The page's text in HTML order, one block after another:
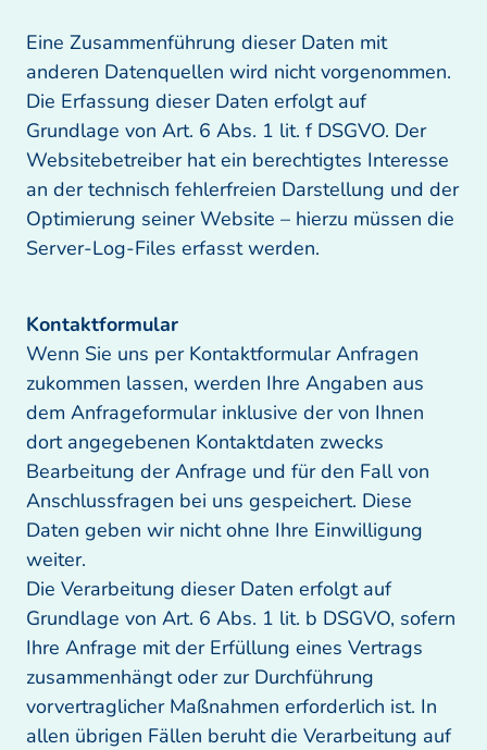
Eine Zusammenführung dieser Daten mit
anderen Datenquellen wird nicht vorgenommen.
Die Erfassung dieser Daten erfolgt auf
Grundlage von Art. 6 Abs. 1 lit. f DSGVO. Der
Websitebetreiber hat ein berechtigtes Interesse
an der technisch fehlerfreien Darstellung und der
Optimierung seiner Website – hierzu müssen die
Server-Log-Files erfasst werden.
Wenn Sie uns per Kontaktformular Anfragen
zukommen lassen, werden Ihre Angaben aus
dem Anfrageformular inklusive der von Ihnen
dort angegebenen Kontaktdaten zwecks
Bearbeitung der Anfrage und für den Fall von
Anschlussfragen bei uns gespeichert. Diese
Daten geben wir nicht ohne Ihre Einwilligung
weiter.
Die Verarbeitung dieser Daten erfolgt auf
Grundlage von Art. 6 Abs. 1 lit. b DSGVO, sofern
Ihre Anfrage mit der Erfüllung eines Vertrags
zusammenhängt oder zur Durchführung
vorvertraglicher Maßnahmen erforderlich ist. In
allen übrigen Fällen beruht die Verarbeitung auf